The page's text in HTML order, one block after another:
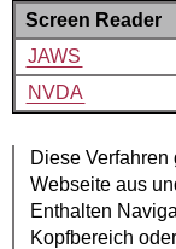
Screen Reader
JAWS
NVDA
Diese
Webseite aus
Enthalten
Kopfbereich